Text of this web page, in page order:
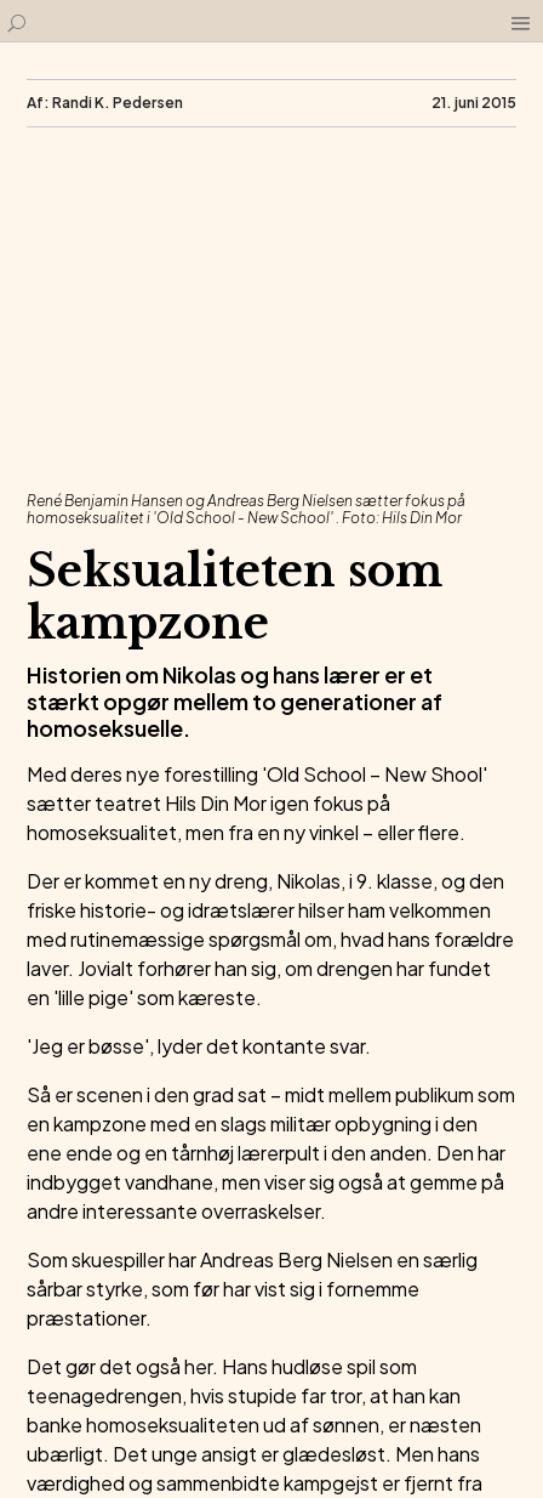
Af: Randi K. Pedersen 21. juni 2015
René Benjamin Hansen og Andreas Berg Nielsen sætter fokus på
homoseksualitet i 'Old School - New School' . Foto: Hils Din Mor
Seksualiteten som
kampzone
Historien om Nikolas og hans lærer er et
stærkt opgør mellem to generationer af
homoseksuelle.
Med deres nye forestilling 'Old School – New Shool'
sætter teatret Hils Din Mor igen fokus på
homoseksualitet, men fra en ny vinkel – eller flere.
Der er kommet en ny dreng, Nikolas, i 9. klasse, og den
friske historie- og idrætslærer hilser ham velkommen
med rutinemæssige spørgsmål om, hvad hans forældre
laver. Jovialt forhører han sig, om drengen har fundet
en 'lille pige' som kæreste.
'Jeg er bøsse', lyder det kontante svar.
Så er scenen i den grad sat – midt mellem publikum som
en kampzone med en slags militær opbygning i den
ene ende og en tårnhøj lærerpult i den anden. Den har
indbygget vandhane, men viser sig også at gemme på
andre interessante overraskelser.
Som skuespiller har Andreas Berg Nielsen en særlig
sårbar styrke, som før har vist sig i fornemme
præstationer.
Det gør det også her. Hans hudløse spil som
teenagedrengen, hvis stupide far tror, at han kan
banke homoseksualiteten ud af sønnen, er næsten
ubærligt. Det unge ansigt er glædesløst. Men hans
værdighed og sammenbidte kampgejst er fjernt fra